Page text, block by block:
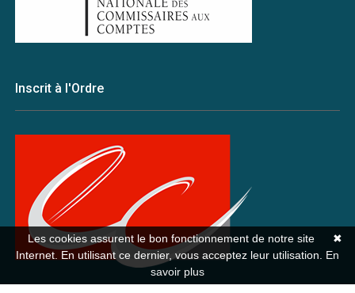
Inscrit à l'Ordre
✖
Les cookies assurent le bon fonctionnement de notre site
Internet. En utilisant ce dernier, vous acceptez leur utilisation. En
savoir plus